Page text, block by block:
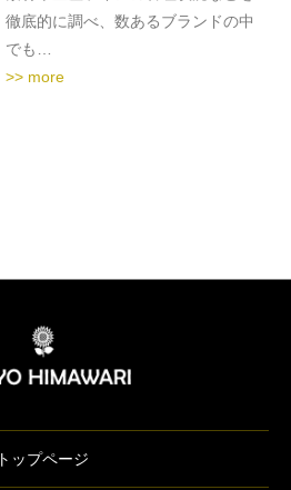
徹底的に調べ、数あるブランドの中
でも…
>> more
トップページ